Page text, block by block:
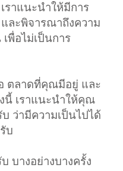
ราแนะนำให้มีการ
ละพิจารณาถึงความ
พื่อไม่เป็นการ
ตลาดที่คุณมีอยู่ และ
นี้ เราแนะนำให้คุณ
ว่ามีความเป็นไปได้
บ
บางอย่างบางครั้ง